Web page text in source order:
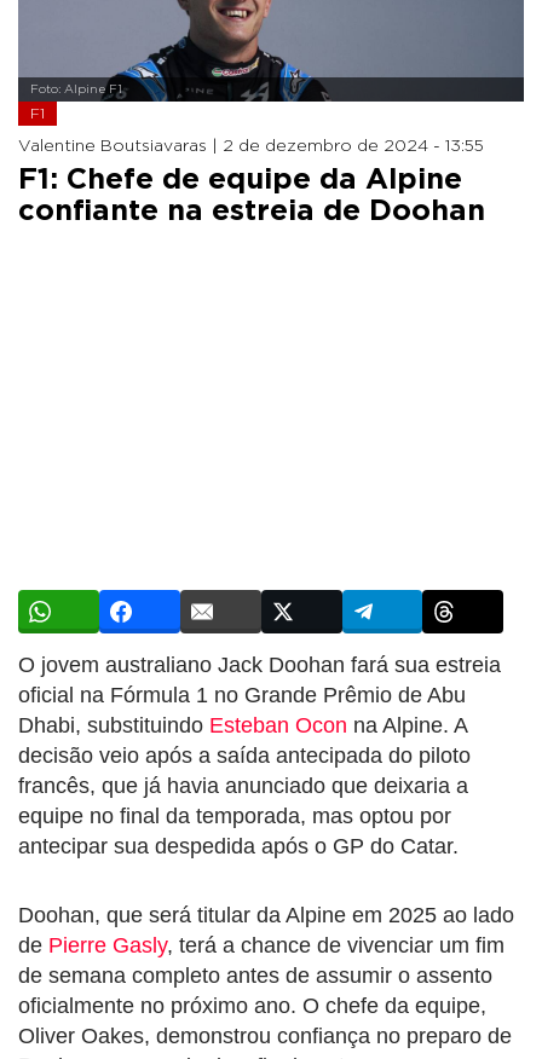
Foto: Alpine F1
F1
Valentine Boutsiavaras | 2 de dezembro de 2024 - 13:55
F1: Chefe de equipe da Alpine
confiante na estreia de Doohan
O jovem australiano Jack Doohan fará sua estreia
oficial na Fórmula 1 no Grande Prêmio de Abu
Dhabi, substituindo Esteban Ocon na Alpine. A
decisão veio após a saída antecipada do piloto
francês, que já havia anunciado que deixaria a
equipe no final da temporada, mas optou por
antecipar sua despedida após o GP do Catar.
Doohan, que será titular da Alpine em 2025 ao lado
de Pierre Gasly, terá a chance de vivenciar um fim
de semana completo antes de assumir o assento
oficialmente no próximo ano. O chefe da equipe,
Oliver Oakes, demonstrou confiança no preparo de